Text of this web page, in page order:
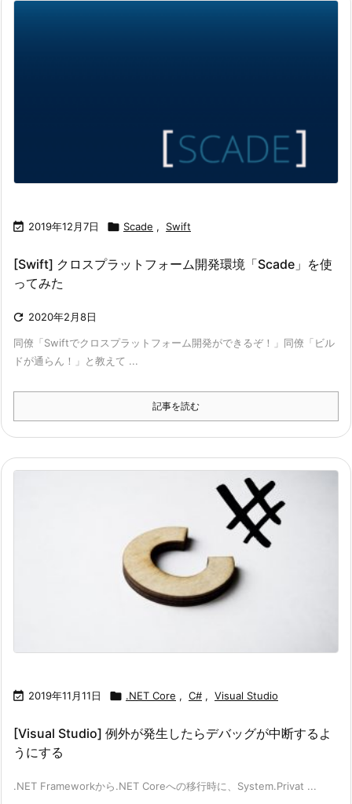
 2019年12月7日  Scade , Swift
[Swift] クロスプラットフォーム開発環境「Scade」を使
ってみた
 2020年2月8日
同僚「Swiftでクロスプラットフォーム開発ができるぞ！」同僚「ビル
ドが通らん！」と教えて ...
記事を読む
 2019年11月11日  .NET Core , C# , Visual Studio
[Visual Studio] 例外が発生したらデバッグが中断するよ
うにする
.NET Frameworkから.NET Coreへの移行時に、System.Privat ...